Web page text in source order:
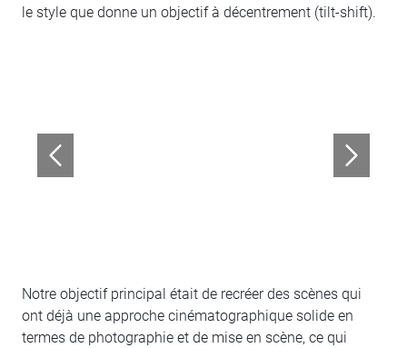
le style que donne un objectif à décentrement (tilt-shift).
Notre objectif principal était de recréer des scènes qui
ont déjà une approche cinématographique solide en
termes de photographie et de mise en scène, ce qui